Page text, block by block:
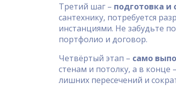
Третий шаг – подготовка и
сантехнику, потребуется
инстанциями. Не забудьте
портфолио и договор.
Четвёртый этап – само
стенам и потолку, а в
лишних пересечений и